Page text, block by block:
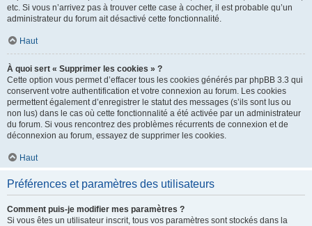
etc. Si vous n’arrivez pas à trouver cette case à cocher, il est probable qu’un
administrateur du forum ait désactivé cette fonctionnalité.
Haut
À quoi sert « Supprimer les cookies » ?
Cette option vous permet d’effacer tous les cookies générés par phpBB 3.3 qui
conservent votre authentification et votre connexion au forum. Les cookies
permettent également d’enregistrer le statut des messages (s’ils sont lus ou
non lus) dans le cas où cette fonctionnalité a été activée par un administrateur
du forum. Si vous rencontrez des problèmes récurrents de connexion et de
déconnexion au forum, essayez de supprimer les cookies.
Haut
Préférences et paramètres des utilisateurs
Comment puis-je modifier mes paramètres ?
Si vous êtes un utilisateur inscrit, tous vos paramètres sont stockés dans la